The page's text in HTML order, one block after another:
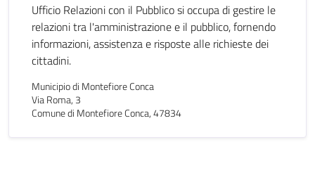
Ufficio Relazioni con il Pubblico si occupa di gestire le
relazioni tra l'amministrazione e il pubblico, fornendo
informazioni, assistenza e risposte alle richieste dei
cittadini.
Municipio di Montefiore Conca
Via Roma, 3
Comune di Montefiore Conca, 47834